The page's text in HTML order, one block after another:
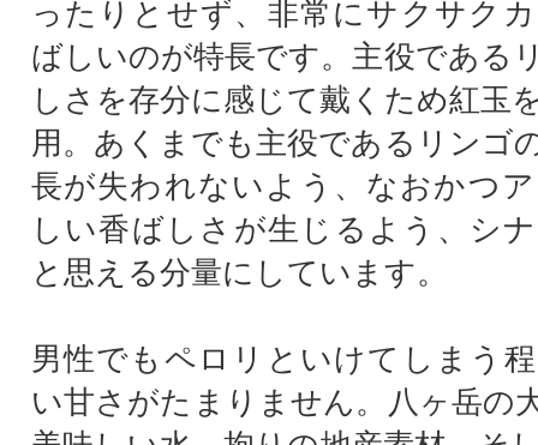
ったりとせず、非常にサクサク
ばしいのが特長です。主役である
しさを存分に感じて戴くため紅玉
用。あくまでも主役であるリンゴ
長が失われないよう、なおかつ
しい香ばしさが生じるよう、シ
と思える分量にしています。
男性でもペロリといけてしまう
い甘さがたまりません。八ヶ岳の